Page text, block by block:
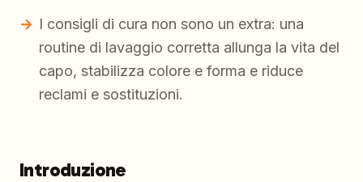
I consigli di cura non sono un extra: una
routine di lavaggio corretta allunga la vita del
capo, stabilizza colore e forma e riduce
reclami e sostituzioni.
Introduzione